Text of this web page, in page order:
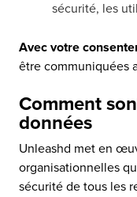
sécurité, les
Avec votre
être communiquées
Comment
données
Unleashd met en
organisationnelles
sécurité de tous les